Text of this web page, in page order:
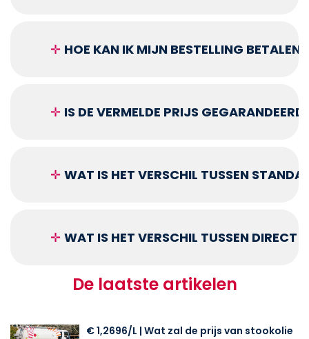
✛ HOE KAN IK MIJN BESTELLING BETALEN?
✛ IS DE VERMELDE PRIJS
✛ WAT IS HET VERSCHIL TUSSEN
✛ WAT IS HET VERSCHIL TUSSEN DIRECT
De laatste artikelen
€ 1,2696/L | Wat zal de prijs van stookolie